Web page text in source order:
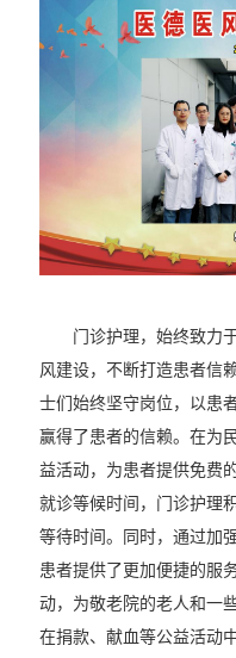
门诊护理，始终致力于
风建设，不断打造患者信
士们始终坚守岗位，以患
赢得了患者的信赖。在为
益活动，为患者提供免费
就诊等候时间，门诊护理
等待时间。同时，通过加
患者提供了更加便捷的服
动，为敬老院的老人和一
在捐款、献血等公益活动